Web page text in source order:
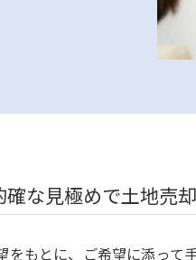
確な見極めで土地売